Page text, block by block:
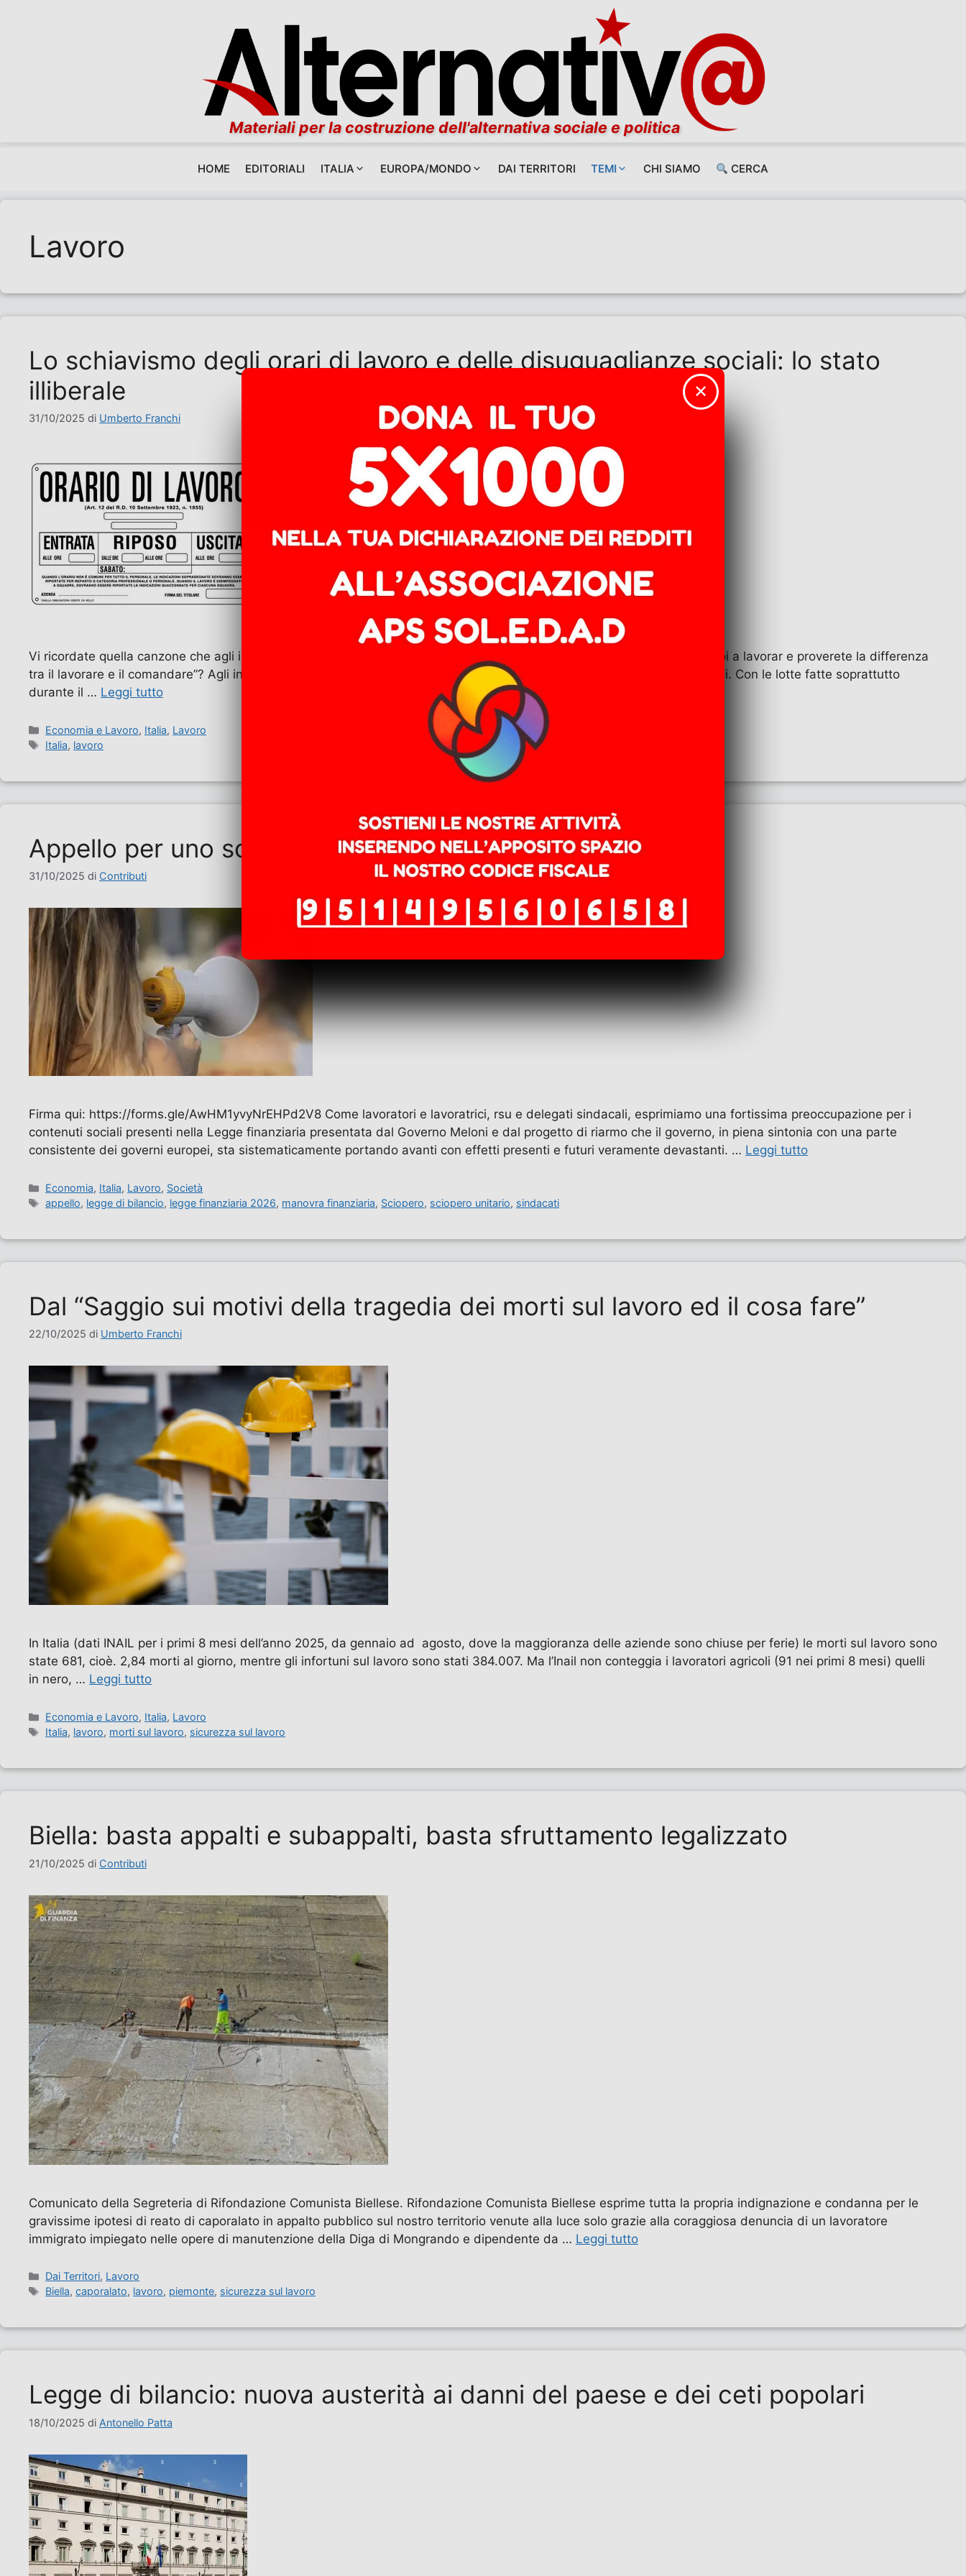
Materiali per la costruzione dell'alternativa sociale e politica
HOME EDITORIALI ITALIA EUROPA/MONDO DAI TERRITORI TEMI CHI SIAMO CERCA
Lavoro
Lo schiavismo degli orari di lavoro e delle disuguaglianze sociali: lo stato
illiberale
31/10/2025 di Umberto Franchi
Vi ricordate quella canzone che agli inizi del ‘900 cantavano le “mondine”? Diceva: “se 8 ore vi sembra poche, provate voi a lavorar e proverete la differenza
tra il lavorare e il comandare”? Agli inizi del ‘900 l’orario medio di lavoro era di 10/12 ore giornaliere su 6 giorni settimanali. Con le lotte fatte soprattutto
durante il … Leggi tutto
Categorie
Economia e Lavoro, Italia, Lavoro
Tag
Italia, lavoro
Appello per uno sciopero unitario di tutti i sindacati
31/10/2025 di Contributi
Firma qui: https://forms.gle/AwHM1yvyNrEHPd2V8 Come lavoratori e lavoratrici, rsu e delegati sindacali, esprimiamo una fortissima preoccupazione per i
contenuti sociali presenti nella Legge finanziaria presentata dal Governo Meloni e dal progetto di riarmo che il governo, in piena sintonia con una parte
consistente dei governi europei, sta sistematicamente portando avanti con effetti presenti e futuri veramente devastanti. … Leggi tutto
Categorie
Economia, Italia, Lavoro, Società
Tag
appello, legge di bilancio, legge finanziaria 2026, manovra finanziaria, Sciopero, sciopero unitario, sindacati
Dal “Saggio sui motivi della tragedia dei morti sul lavoro ed il cosa fare”
22/10/2025 di Umberto Franchi
In Italia (dati INAIL per i primi 8 mesi dell’anno 2025, da gennaio ad agosto, dove la maggioranza delle aziende sono chiuse per ferie) le morti sul lavoro sono
state 681, cioè. 2,84 morti al giorno, mentre gli infortuni sul lavoro sono stati 384.007. Ma l’Inail non conteggia i lavoratori agricoli (91 nei primi 8 mesi) quelli
in nero, … Leggi tutto
Categorie
Economia e Lavoro, Italia, Lavoro
Tag
Italia, lavoro, morti sul lavoro, sicurezza sul lavoro
Biella: basta appalti e subappalti, basta sfruttamento legalizzato
21/10/2025 di Contributi
Comunicato della Segreteria di Rifondazione Comunista Biellese. Rifondazione Comunista Biellese esprime tutta la propria indignazione e condanna per le
gravissime ipotesi di reato di caporalato in appalto pubblico sul nostro territorio venute alla luce solo grazie alla coraggiosa denuncia di un lavoratore
immigrato impiegato nelle opere di manutenzione della Diga di Mongrando e dipendente da … Leggi tutto
Categorie
Dai Territori, Lavoro
Tag
Biella,caporalato, lavoro, piemonte, sicurezza sul lavoro
Legge di bilancio: nuova austerità ai danni del paese e dei ceti popolari
18/10/2025 di Antonello Patta
✕